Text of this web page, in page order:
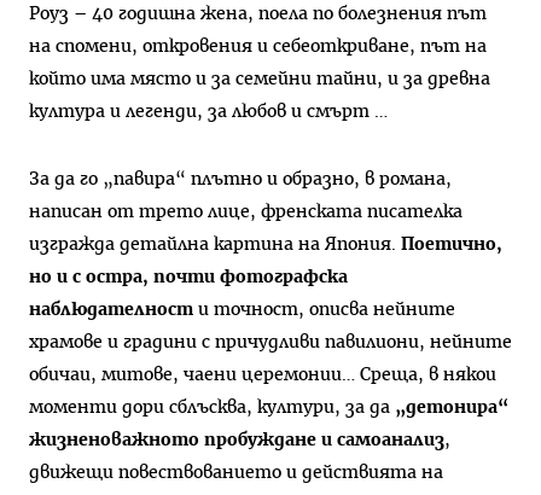
Роуз – 40 годишна жена, поела по болезнения път
на спомени, откровения и себеоткриване, път на
който има място и за семейни тайни, и за древна
култура и легенди, за любов и смърт …
За да го „павира“ плътно и образно, в романа,
написан от трето лице, френската писателка
изгражда детайлна картина на Япония.
Поетично,
но и с остра, почти фотографска
наблюдателност и точност, описва нейните
храмове и градини с причудливи павилиони, нейните
обичаи, митове, чаени церемонии… Среща, в някои
моменти дори сблъсква, култури, за да „детонира“
жизненоважното пробуждане и самоанализ,
движещи повествованието и действията на